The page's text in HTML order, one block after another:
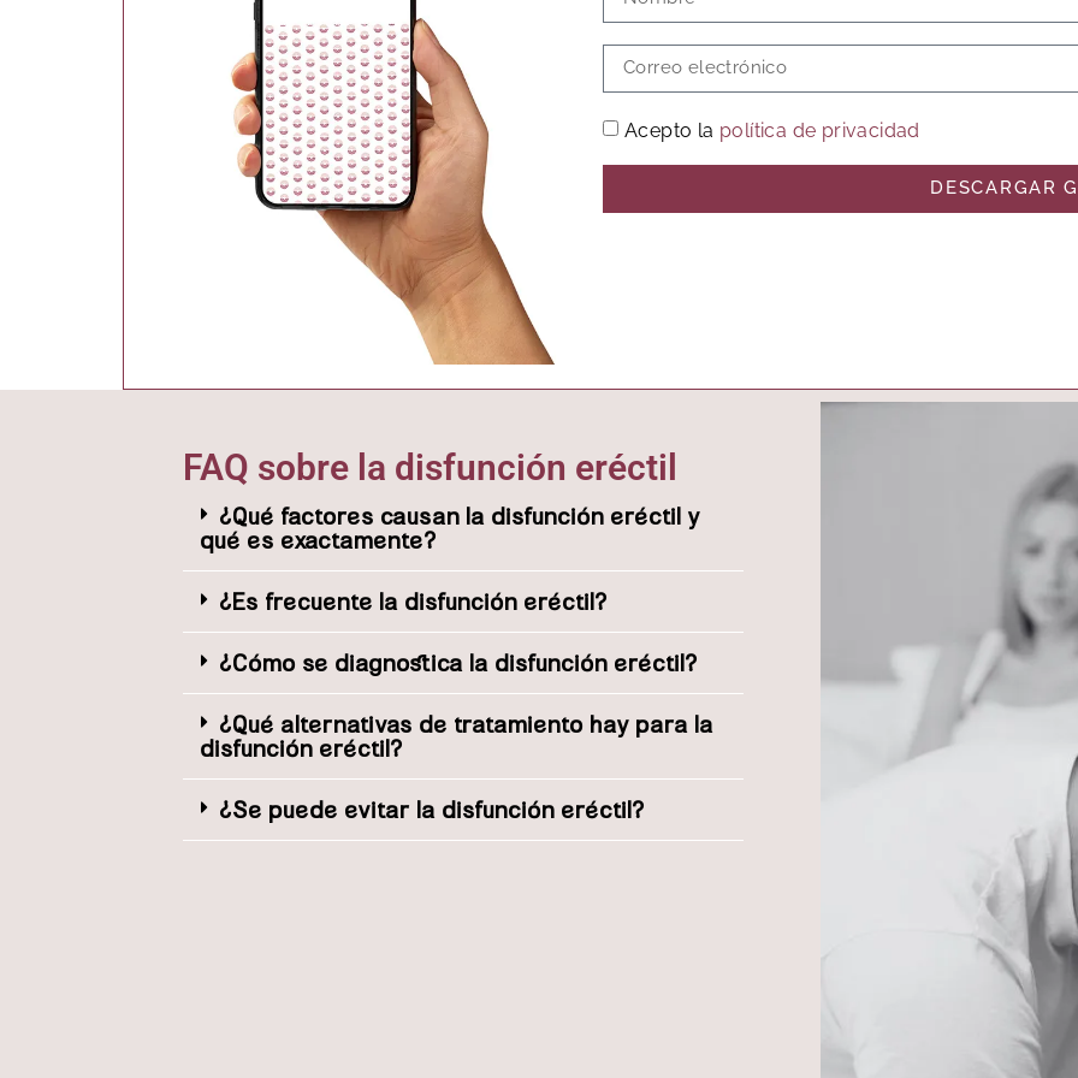
Acepto la política de privacidad
DESCARGAR
FAQ sobre la disfunción eréctil
¿Qué factores causan la disfunción eréctil y
qué es exactamente?
¿Es frecuente la disfunción eréctil?
¿Cómo se diagnostica la disfunción eréctil?
¿Qué alternativas de tratamiento hay para la
disfunción eréctil?
¿Se puede evitar la disfunción eréctil?